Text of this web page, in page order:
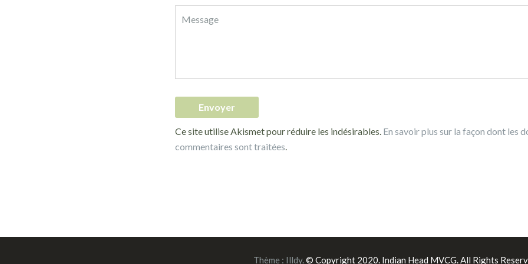
Ce site utilise Akismet pour réduire les indésirables. En savoir plus sur la façon dont les
commentaires sont traitées.
Thème : Illdy.© Copyright 2020. Indian Head MVCG. All Rights